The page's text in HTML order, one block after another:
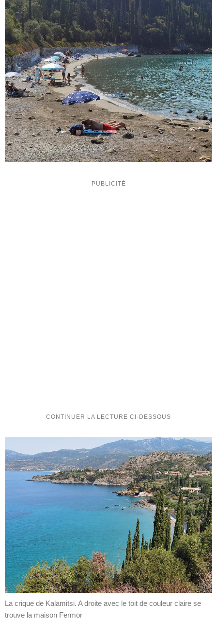
La crique de Kalamitsi. A droite avec le toit de couleur claire se
trouve la maison Fermor